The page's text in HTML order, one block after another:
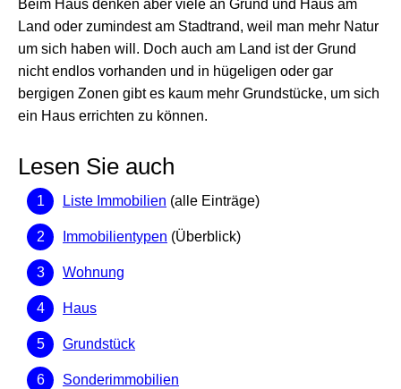
Beim Haus denken aber viele an Grund und Haus am
Land oder zumindest am Stadtrand, weil man mehr Natur
um sich haben will. Doch auch am Land ist der Grund
nicht endlos vorhanden und in hügeligen oder gar
bergigen Zonen gibt es kaum mehr Grundstücke, um sich
ein Haus errichten zu können.
Lesen Sie auch
Liste Immobilien (alle Einträge)
Immobilientypen (Überblick)
Wohnung
Haus
Grundstück
Sonderimmobilien